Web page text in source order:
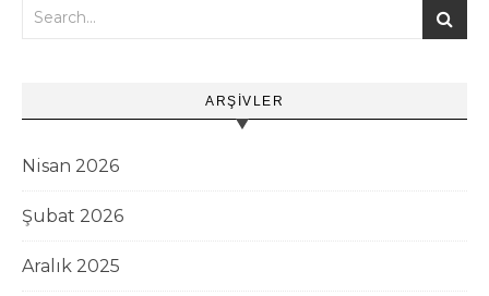
ARŞIVLER
Nisan 2026
Şubat 2026
Aralık 2025